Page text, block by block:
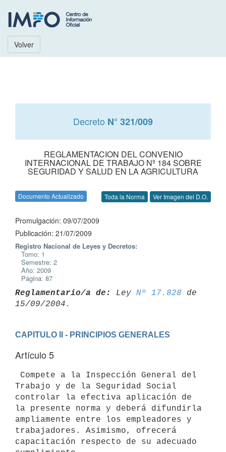
Volver
Decreto N° 321/009
REGLAMENTACION DEL CONVENIO
INTERNACIONAL DE TRABAJO Nº 184 SOBRE
SEGURIDAD Y SALUD EN LA AGRICULTURA
Documento Actualizado Toda la Norma Ver Imagen del D.O.
Promulgación: 09/07/2009
Publicación: 21/07/2009
Registro Nacional de Leyes y Decretos:
Tomo: 1
Semestre: 2
Año: 2009
Página: 87
Reglamentario/a de: Ley Nº 17.828 de
CAPITULO II - PRINCIPIOS GENERALES
Artículo 5
Trabajo y de la Seguridad Social
controlar la efectiva aplicación de
la presente norma y deberá difundirla
ampliamente entre los empleadores y
trabajadores. Asimismo, ofrecerá
capacitación respecto de su adecuado